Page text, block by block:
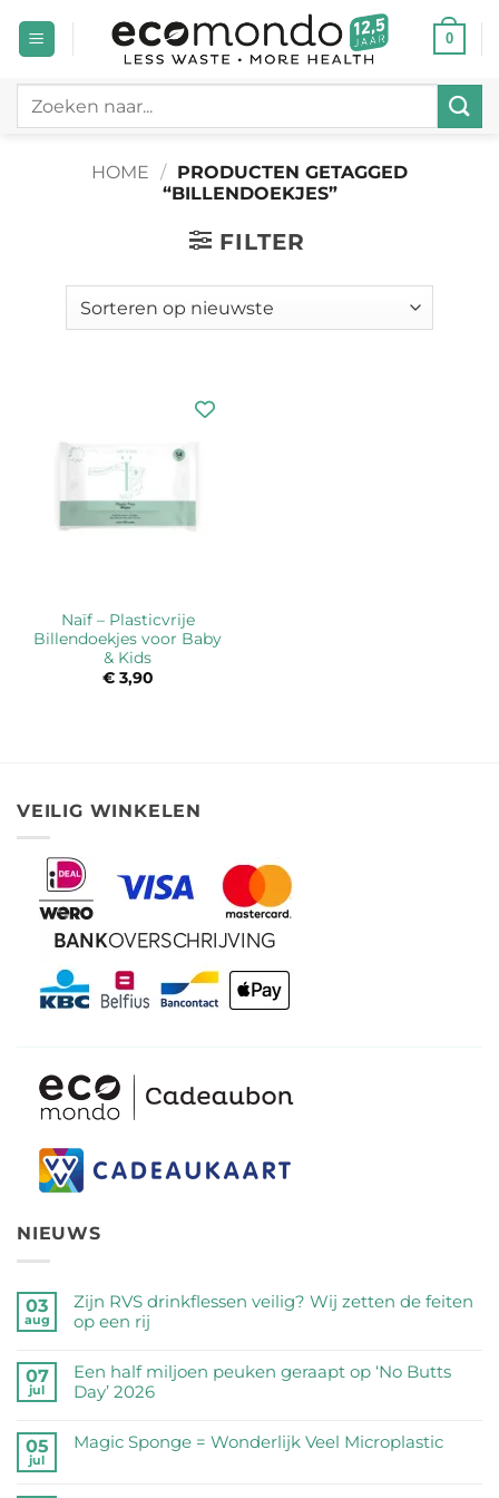
naar
0
Zoeken
HOME / PRODUCTEN GETAGGED
“BILLENDOEKJES”
FILTER
Naïf – Plasticvrije
Billendoekjes voor Baby
& Kids
€3,90
VEILIG WINKELEN
NIEUWS
03
aug
Zijn RVS drinkflessen veilig? Wij zetten de feiten
op een rij
reacties
op
Zijn
drinkflessen
07
jul
Een half miljoen peuken geraapt op ‘No Butts
Day’ 2026
reacties
05
jul
Magic Sponge = Wonderlijk Veel Microplastic